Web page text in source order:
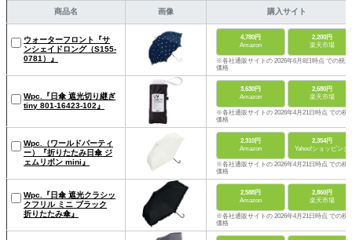
商品名 画像 購入サイト
ウォーターフロント『サ
ンシェイドロング（S155-
0781）』
4,780円
Amazon
2,200円
楽天市場
※各社通販サイトの 2026年6月8日時点 での税込
価格
Wpc.『日傘 遮光切り継ぎ
tiny 801-16423-102』
3,630円
Amazon
2,680円
楽天市場
※各社通販サイトの 2026年4月21日時点 での税
価格
Wpc.（ワールドパーティ
ー）『折りたたみ日傘 ジ
ェムリボン mini』
2,310円
Amazon
2,354円
Yahoo!ショッピング
※各社通販サイトの 2026年4月21日時点 での税
価格
Wpc.『日傘 遮光クラシッ
クフリル ミニ ブラック
折りたたみ傘』
2,588円
Amazon
2,860円
楽天市場
※各社通販サイトの 2026年4月21日時点 での税
価格